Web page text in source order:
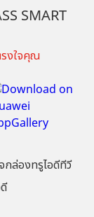
SMART
งใจคุณ
กล่องทรูไอดีทีวี